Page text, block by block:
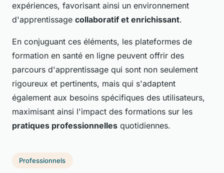
expériences, favorisant ainsi un environnement
d'apprentissage collaboratif et enrichissant.
En conjuguant ces éléments, les plateformes de
formation en santé en ligne peuvent offrir des
parcours d'apprentissage qui sont non seulement
rigoureux et pertinents, mais qui s'adaptent
également aux besoins spécifiques des utilisateurs,
maximisant ainsi l'impact des formations sur les
pratiques professionnelles quotidiennes.
Professionnels